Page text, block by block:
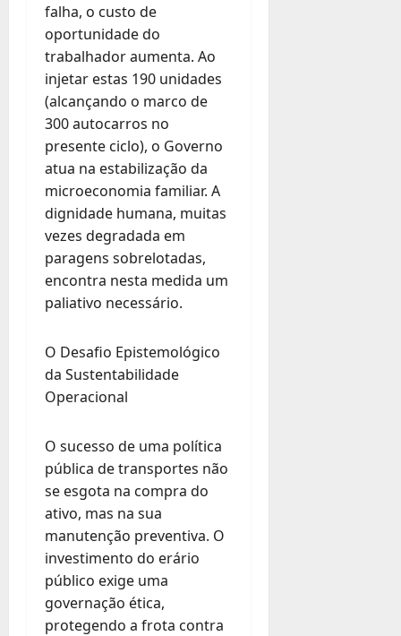
falha, o custo de
oportunidade do
trabalhador aumenta. Ao
injetar estas 190 unidades
(alcançando o marco de
300 autocarros no
presente ciclo), o Governo
atua na estabilização da
microeconomia familiar. A
dignidade humana, muitas
vezes degradada em
paragens sobrelotadas,
encontra nesta medida um
paliativo necessário.
O Desafio Epistemológico
da Sustentabilidade
Operacional
O sucesso de uma política
pública de transportes não
se esgota na compra do
ativo, mas na sua
manutenção preventiva. O
investimento do erário
público exige uma
governação ética,
protegendo a frota contra